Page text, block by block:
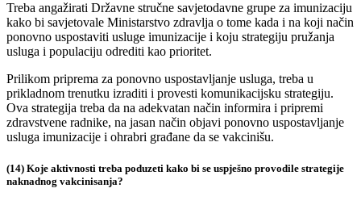
Treba angažirati Državne stručne savjetodavne grupe za imunizaciju
kako bi savjetovale Ministarstvo zdravlja o tome kada i na koji način
ponovno uspostaviti usluge imunizacije i koju strategiju pružanja
usluga i populaciju odrediti kao prioritet.
Prilikom priprema za ponovno uspostavljanje usluga, treba u
prikladnom trenutku izraditi i provesti komunikacijsku strategiju.
Ova strategija treba da na adekvatan način informira i pripremi
zdravstvene radnike, na jasan način objavi ponovno uspostavljanje
usluga imunizacije i ohrabri građane da se vakcinišu.
(14) Koje aktivnosti treba poduzeti kako bi se uspješno provodile strategije
naknadnog vakcinisanja?